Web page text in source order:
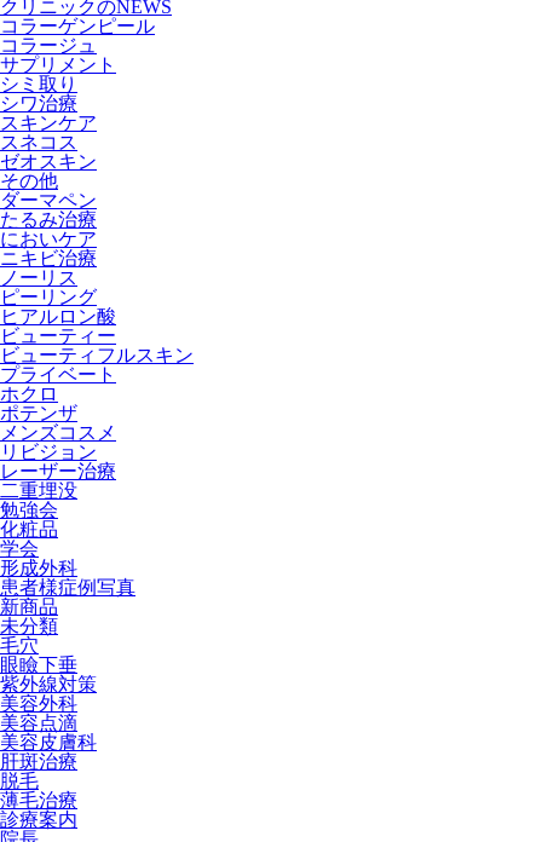
クリニックのNEWS
コラーゲンピール
コラージュ
サプリメント
シミ取り
シワ治療
スキンケア
スネコス
ゼオスキン
その他
ダーマペン
たるみ治療
においケア
ニキビ治療
ノーリス
ピーリング
ヒアルロン酸
ビューティー
ビューティフルスキン
プライベート
ホクロ
ポテンザ
メンズコスメ
リビジョン
レーザー治療
二重埋没
勉強会
化粧品
学会
形成外科
患者様症例写真
新商品
未分類
毛穴
眼瞼下垂
紫外線対策
美容外科
美容点滴
美容皮膚科
肝斑治療
脱毛
薄毛治療
診療案内